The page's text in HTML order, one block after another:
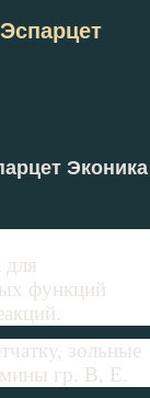
Эконика
функций
зольные
гр. В, Е.